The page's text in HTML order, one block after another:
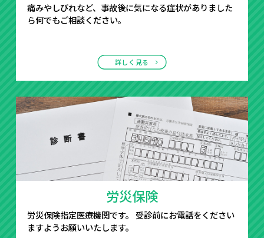
痛みやしびれなど、事故後に気になる症状がありました
ら何でもご相談ください。
詳しく見る
労災保険
労災保険指定医療機関です。 受診前にお電話をください
ますようお願いいたします。